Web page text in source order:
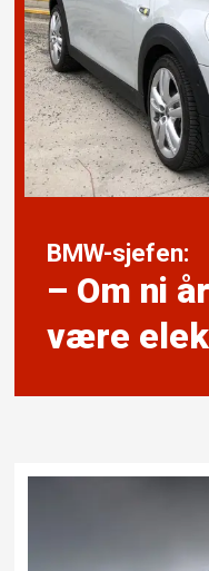
BMW-sjefen:
– Om ni
være